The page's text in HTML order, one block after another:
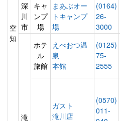
空
知
深
川
市
キャ
ンプ
場
まあぶオー
トキャンプ
場
(0164)
26-
3000
滝
ホテ
ル
旅館
えべおつ温
泉
本館
(0125)
75-
2555
ガスト
滝川店
(0570)
011-